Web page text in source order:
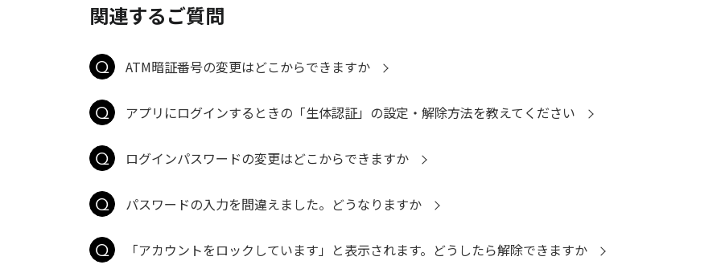
関連するご質問
ATM暗証番号の変更はどこからできますか
アプリにログインするときの「生体認証」の設定・解除方法を教えてください
ログインパスワードの変更はどこからできますか
パスワードの入力を間違えました。どうなりますか
「アカウントをロックしています」と表示されます。どうしたら解除できますか